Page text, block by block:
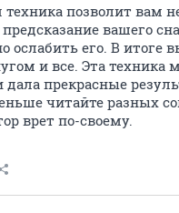
техника позволит вам
вашего
ослабить его. В итоге
и все. Эта техника
дала прекрасные
читайте разных
врет по-своему.